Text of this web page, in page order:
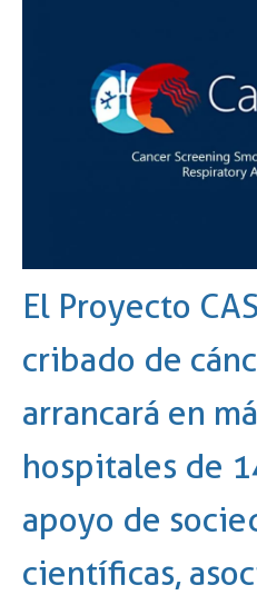
El Proyecto
cribado de
arrancará en
hospitales de
apoyo de
científicas,